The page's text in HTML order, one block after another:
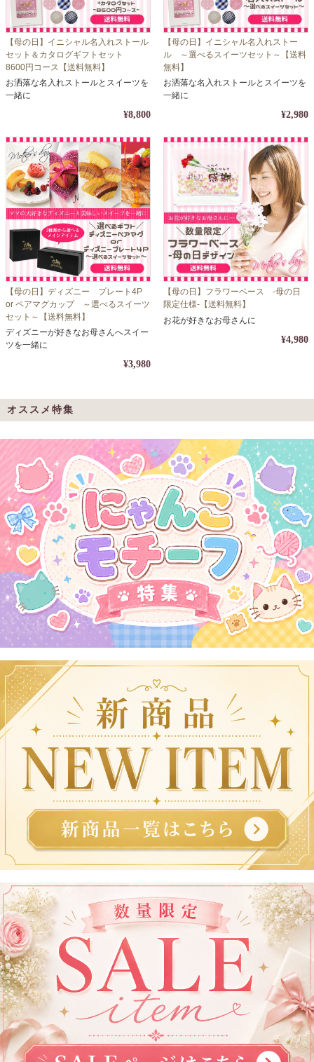
【母の日】イニシャル名入れストール
セット＆カタログギフトセット
8600円コース【送料無料】
お洒落な名入れストールとスイーツを
一緒に
¥8,800
【母の日】イニシャル名入れストー
ル ～選べるスイーツセット～【送料
無料】
お洒落な名入れストールとスイーツを
一緒に
¥2,980
【母の日】ディズニー プレート4P
or ペアマグカップ ～選べるスイーツ
セット～【送料無料】
ディズニーが好きなお母さんへスイー
ツを一緒に
¥3,980
【母の日】フラワーベース -母の日
限定仕様-【送料無料】
お花が好きなお母さんに
¥4,980
オススメ特集